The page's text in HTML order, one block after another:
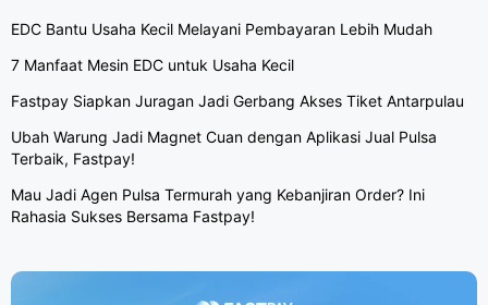
EDC Bantu Usaha Kecil Melayani Pembayaran Lebih Mudah
7 Manfaat Mesin EDC untuk Usaha Kecil
Fastpay Siapkan Juragan Jadi Gerbang Akses Tiket Antarpulau
Ubah Warung Jadi Magnet Cuan dengan Aplikasi Jual Pulsa
Terbaik, Fastpay!
Mau Jadi Agen Pulsa Termurah yang Kebanjiran Order? Ini
Rahasia Sukses Bersama Fastpay!